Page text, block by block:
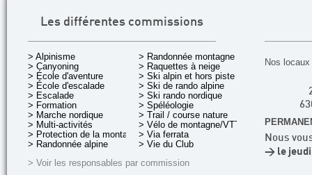
Les différentes commissions
> Alpinisme
> Canyoning
> École d'aventure
> École d'escalade
> Escalade
> Formation
> Marche nordique
> Multi-activités
> Protection de la montagne
> Randonnée alpine
> Randonnée montagne
> Raquettes à neige
> Ski alpin et hors piste
> Ski de rando alpine
> Ski rando nordique
> Spéléologie
> Trail / course nature
> Vélo de montagne/VTT
> Via ferrata
> Vie du Club
> Voir les responsables par commission
Nos
Nous
> le jeudi